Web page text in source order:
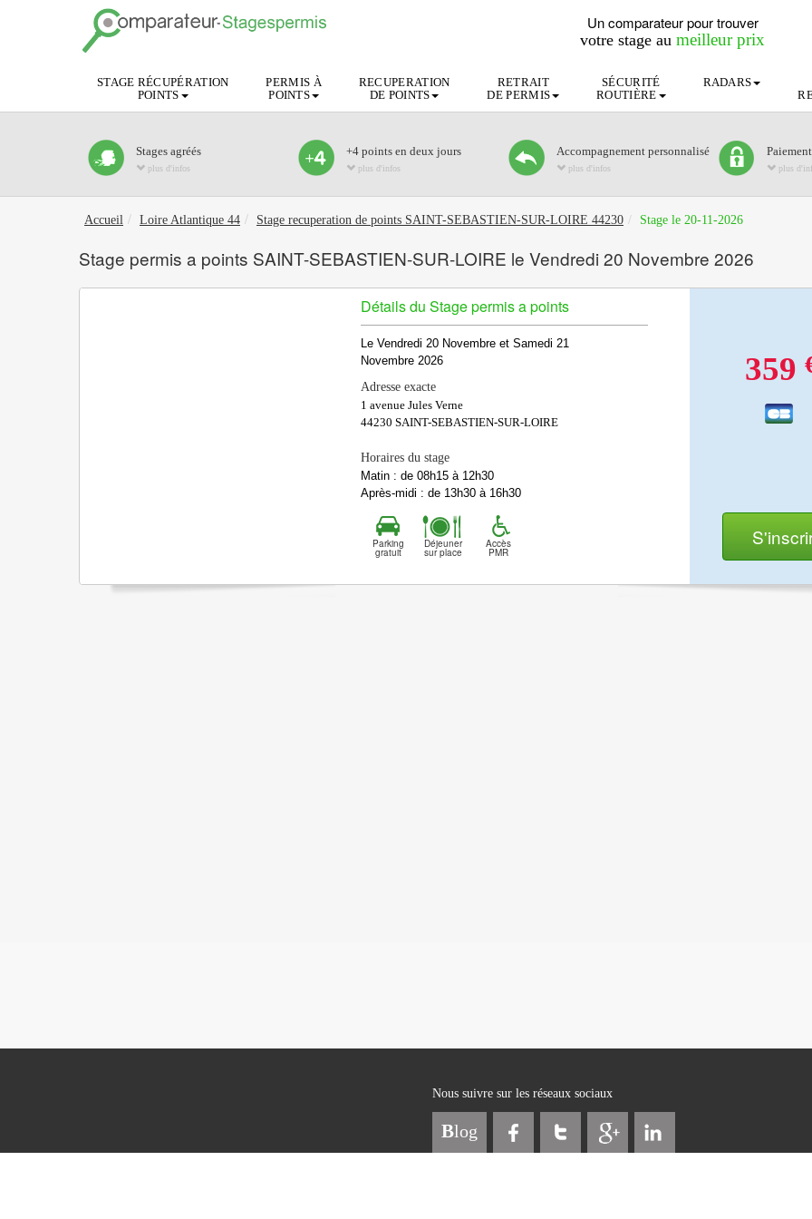
Un comparateur pour trouver
votre stage aumeilleur prix
STAGE RÉCUPÉRATION
POINTS
PERMIS À
POINTS
RECUPERATION
DE POINTS
RETRAIT
DE PERMIS
SÉCURITÉ
ROUTIÈRE
RADARS
Stages agréés
plus d'infos
+4 points en deux jours
plus d'infos
Accompagnement personnalisé
plus d'infos plus
Accueil Loire Atlantique 44 Stage recuperation de points SAINT-SEBASTIEN-SUR-LOIRE 44230 Stage le 20-11-2026
Stage permis a points SAINT-SEBASTIEN-SUR-LOIRE le Vendredi 20 Novembre 2026
Détails du Stage permis a points
Le Vendredi 20 Novembre et Samedi 21
Novembre 2026
Adresse exacte
1 avenue Jules Verne
44230 SAINT-SEBASTIEN-SUR-LOIRE
Horaires du stage
Matin : de 08h15 à 12h30
Après-midi : de 13h30 à 16h30
Parking
gratuit
Déjeuner
sur place
Accès
PMR
359
Nous suivre sur les réseaux sociaux
Blog